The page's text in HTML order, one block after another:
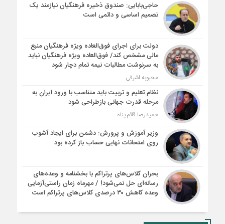
حاجی‌بابایی: صندوق ذخیره فرهنگیان نیازمند یک
تصمیم اساسی و دائمی است
دولت برای اجرای فوق‌العاده ویژه فرهنگیان منبع
مالی مشخص کند/ فوق‌العاده ویژه فرهنگیان نباید
به سرنوشت مطالبات نیمه‌ تمام دچار شود
محبوبه اشرفی
نظام تعلیم و تربیت باید متناسب با ورود ایران به
مرحله قدرت جهانی بازطراحی شود
حمیدرضا قائم پناه
وزیر آموزش و پرورش: دشمن برای ایجاد آشوب
روی امتحانات نهایی حساب باز کرده بود
بحران کلاس‌های پرتراکم با بخشنامه و وعده‌های
رسانه‌ای حل نمی‌شود! / مهرماه زمان راستی‌آزمایی
وعده کاهش ۳۰ درصدی کلاس‌های پرتراکم است